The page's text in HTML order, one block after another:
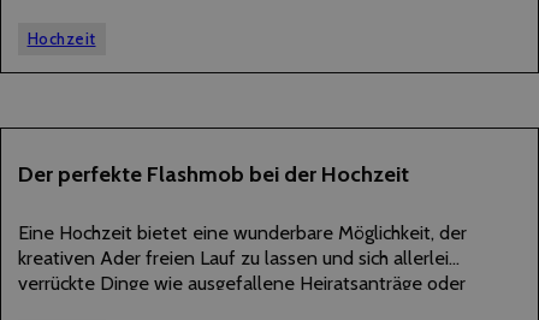
wunderschönes Zeichen von Vertrauen – es ist eine
Hochzeit
21
Der perfekte Flashmob bei der Hochzeit
Eine Hochzeit bietet eine wunderbare Möglichkeit, der
kreativen Ader freien Lauf zu lassen und sich allerlei
verrückte Dinge wie ausgefallene Heiratsanträge oder